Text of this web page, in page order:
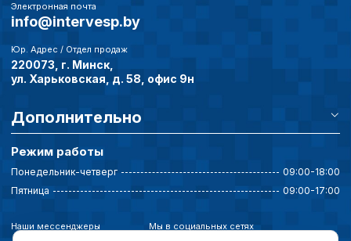
Электронная почта
info@intervesp.by
Юр. Адрес / Отдел продаж
220073, г. Минск,
ул. Харьковская, д. 58, офис 9н
Дополнительно
Режим работы
Понедельник-четверг
09:00-18:00
Пятница
09:00-17:00
Наши мессенджеры Мы в социальных сетях